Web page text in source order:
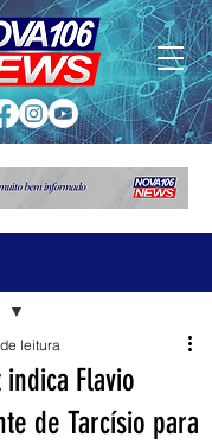
indica Flavio
de Tarcísio para
leitura